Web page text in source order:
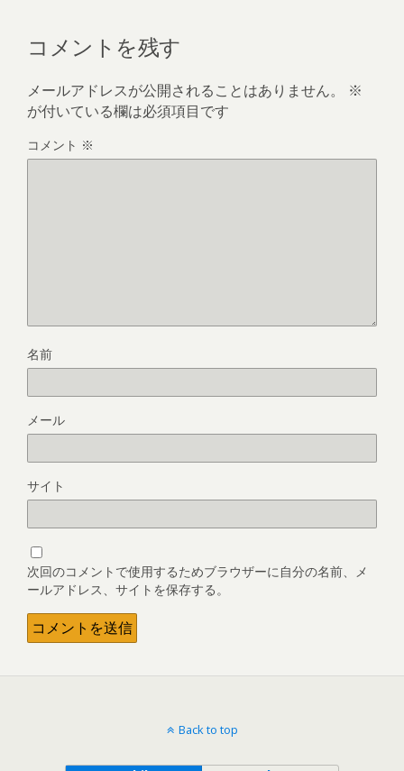
コメントを残す
メールアドレスが公開されることはありません。
※
が付いている欄は必須項目です
コメント ※
名前
メール
サイト
次回のコメントで使用するためブラウザーに自分の名前、メ
ールアドレス、サイトを保存する。
Back to top